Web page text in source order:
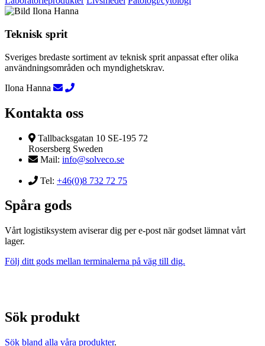
Teknisk sprit
Sveriges bredaste sortiment av teknisk sprit anpassat efter olika
användningsområden och myndighetskrav.
Ilona Hanna
Kontakta oss
Tallbacksgatan 10 SE-195 72
Rosersberg Sweden
Mail: info@solveco.se
Tel: +46(0)8 732 72 75
Spåra gods
Vårt logistiksystem aviserar dig per e-post när godset lämnat vårt
lager.
Följ ditt gods mellan terminalerna på väg till dig.
Sök produkt
Sök bland alla våra produkter.